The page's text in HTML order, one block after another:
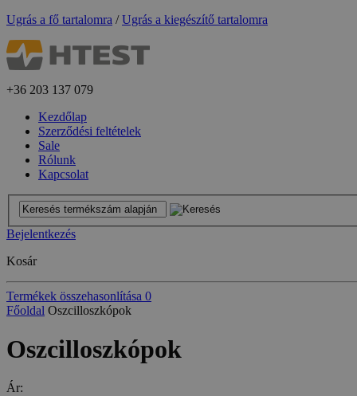
Ugrás a fő tartalomra /Ugrás a kiegészítő tartalomra
+36 203 137 079
Kezdőlap
Szerződési feltételek
Sale
Rólunk
Kapcsolat
Bejelentkezés
Kosár
Termékek összehasonlítása 0
Főoldal Oszcilloszkópok
Oszcilloszkópok
Ár: